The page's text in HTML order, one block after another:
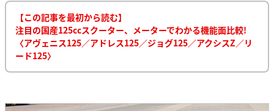
【この記事を最初から読む】
注目の国産125ccスクーター、メーターでわかる機能面比較!
〈アヴェニス125／アドレス125／ジョグ125／アクシスZ／リ
ード125〉